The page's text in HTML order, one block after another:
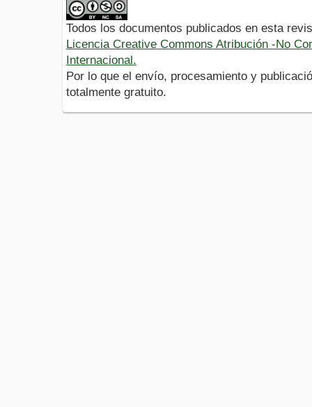
Todos los documentos publicados en esta
Licencia Creative Commons Atribución -No
Internacional.
Por lo que el envío, procesamiento y
totalmente gratuito.